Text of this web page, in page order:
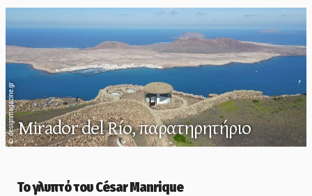
©
designmagazine.grMirador del Río, παρατηρητήριο
Το γλυπτό του César Manrique